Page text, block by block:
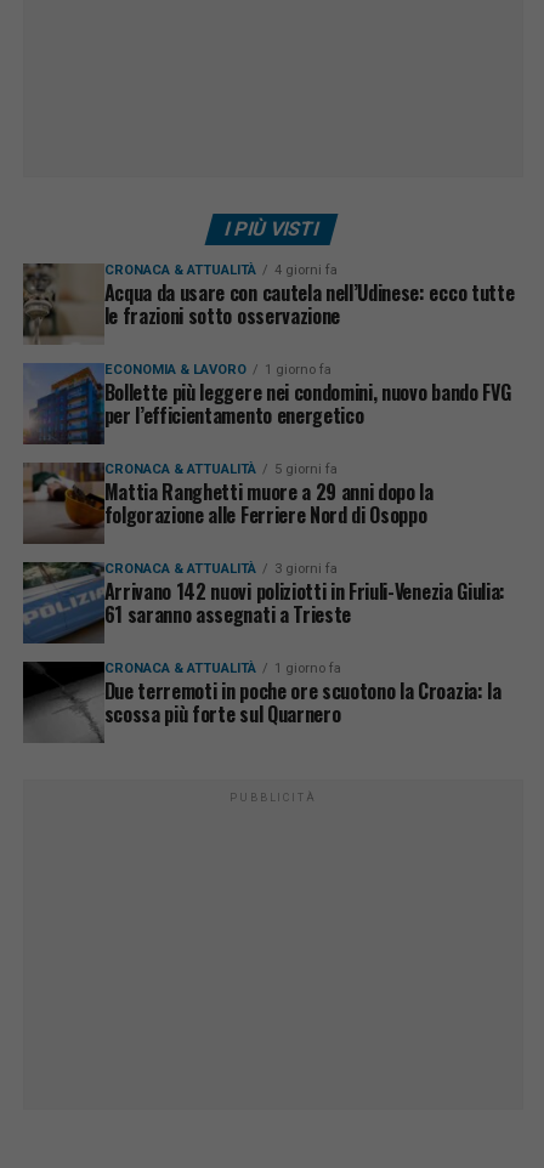
I PIÙ VISTI
CRONACA & ATTUALITÀ 4 giorni fa
Acqua da usare con cautela nell’Udinese: ecco tutte
le frazioni sotto osservazione
ECONOMIA & LAVORO 1 giorno fa
Bollette più leggere nei condomini, nuovo bando FVG
per l’efficientamento energetico
CRONACA & ATTUALITÀ 5 giorni fa
Mattia Ranghetti muore a 29 anni dopo la
folgorazione alle Ferriere Nord di Osoppo
CRONACA & ATTUALITÀ 3 giorni fa
Arrivano 142 nuovi poliziotti in Friuli-Venezia Giulia:
61 saranno assegnati a Trieste
CRONACA & ATTUALITÀ 1 giorno fa
Due terremoti in poche ore scuotono la Croazia: la
scossa più forte sul Quarnero
PUBBLICITÀ